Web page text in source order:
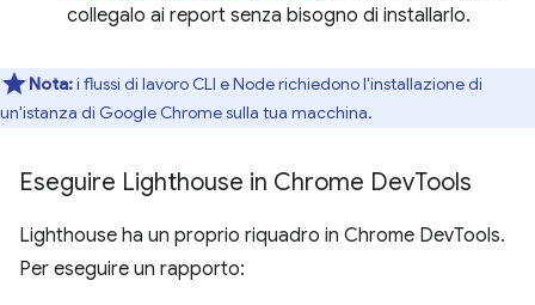
collegalo ai report senza bisogno di installarlo.
Nota:i flussi di lavoro CLI e Node richiedono l'installazione di
un'istanza di Google Chrome sulla tua macchina.
Eseguire Lighthouse in Chrome DevTools
Lighthouse ha un proprio riquadro in Chrome DevTools.
Per eseguire un rapporto: